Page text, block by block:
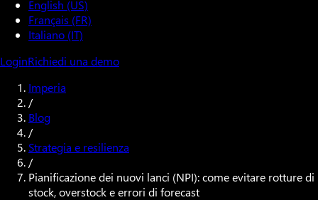
English (US)
Français (FR)
Italiano (IT)
LoginRichiedi una demo
Imperia
/
Blog
/
Strategia e resilienza
/
Pianificazione dei nuovi lanci (NPI): come evitare rotture di
stock, overstock e errori di forecast